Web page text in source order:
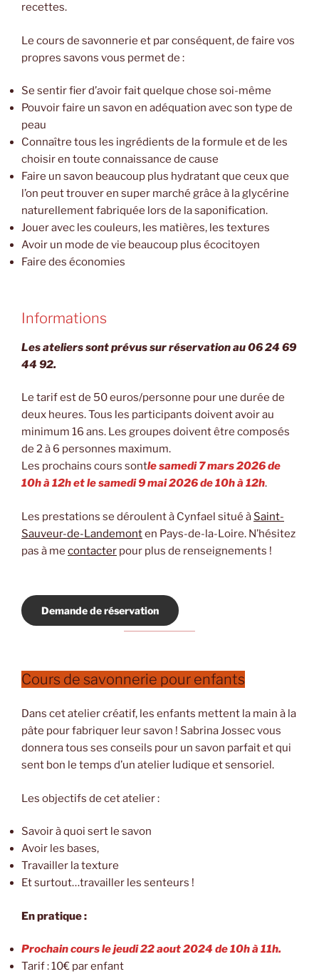
recettes.
Le cours de savonnerie et par conséquent, de faire vos
propres savons vous permet de :
Se sentir fier d’avoir fait quelque chose soi-même
Pouvoir faire un savon en adéquation avec son type de
peau
Connaître tous les ingrédients de la formule et de les
choisir en toute connaissance de cause
Faire un savon beaucoup plus hydratant que ceux que
l’on peut trouver en super marché grâce à la glycérine
naturellement fabriquée lors de la saponification.
Jouer avec les couleurs, les matières, les textures
Avoir un mode de vie beaucoup plus écocitoyen
Faire des économies
Informations
Les ateliers sont prévus sur réservation au 06 24 69
44 92.
Le tarif est de 50 euros/personne pour une durée de
deux heures. Tous les participants doivent avoir au
minimum 16 ans. Les groupes doivent être composés
de 2 à 6 personnes maximum.
Les prochains cours sontle samedi 7 mars 2026 de
10h à 12h et le samedi 9 mai 2026 de 10h à 12h.
Les prestations se déroulent à Cynfael situé à Saint-
Sauveur-de-Landemonten Pays-de-la-Loire. N’hésitez
pas à me contacter pour plus de renseignements !
Demande de réservation
Cours de savonnerie pour enfants
Dans cet atelier créatif, les enfants mettent la main à la
pâte pour fabriquer leur savon ! Sabrina Jossec vous
donnera tous ses conseils pour un savon parfait et qui
sent bon le temps d’un atelier ludique et sensoriel.
Les objectifs de cet atelier :
Savoir à quoi sert le savon
Avoir les bases,
Travailler la texture
Et surtout…travailler les senteurs !
En pratique :
Prochain cours le jeudi 22 aout 2024 de 10hà 11h.
Tarif : 10€ par enfant